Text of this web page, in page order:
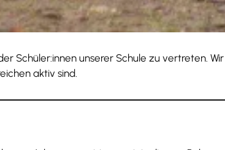
Schüler:innen unserer Schule zu vertreten.
aktiv sind.